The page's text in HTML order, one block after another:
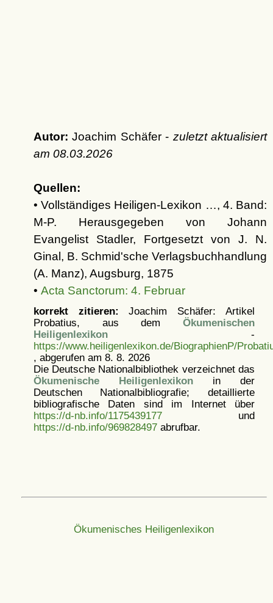
Autor: Joachim Schäfer - zuletzt aktualisiert
am 08.03.2026
Quellen:
• Vollständiges Heiligen-Lexikon …, 4. Band:
M-P. Herausgegeben von Johann
Evangelist Stadler, Fortgesetzt von J. N.
Ginal, B. Schmid'sche Verlagsbuchhandlung
(A. Manz), Augsburg, 1875
• Acta Sanctorum: 4. Februar
korrekt zitieren: Joachim Schäfer: Artikel
Probatius, aus dem Ökumenischen
Heiligenlexikon-
https://www.heiligenlexikon.de/BiographienP/
, abgerufen am 8. 8. 2026
Die Deutsche Nationalbibliothek verzeichnet das
Ökumenische Heiligenlexikonin der
Deutschen Nationalbibliografie; detaillierte
bibliografische Daten sind im Internet über
https://d-nb.info/1175439177und
https://d-nb.info/969828497abrufbar.
Ökumenisches Heiligenlexikon